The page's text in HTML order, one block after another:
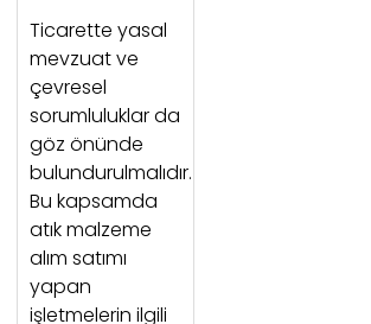
Ticarette yasal
mevzuat ve
çevresel
sorumluluklar da
göz önünde
bulundurulmalıdır.
Bu kapsamda
atık malzeme
alım satımı
yapan
işletmelerin ilgili